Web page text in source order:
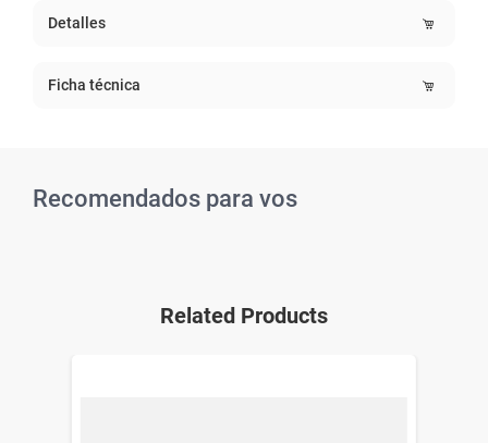
Detalles
Ficha técnica
Recomendados para vos
Related Products